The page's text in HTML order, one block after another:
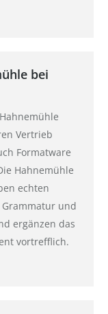
bei
Vertrieb
Formatware
Hahnemühle
echten
und
ergänzen das
vortrefflich.